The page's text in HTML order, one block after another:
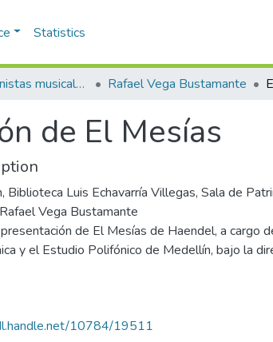
Statistics
Críticos y cronistas musicales Rafael Vega Bustamante
de El Mesías
Biblioteca Luis Echavarría Villegas, Sala de
Vega Bustamante
de El Mesías de Haendel, a cargo
y el Estudio Polifónico de Medellín, bajo la
10784/19511